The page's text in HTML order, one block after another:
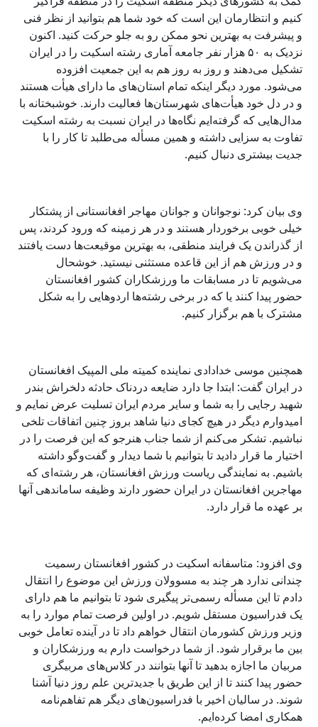
کنیم و انتظارمان این است که خود شما هم بتوانید از نظر فنی
و پیشرفت به بهترین نحو ممکن رو به جلو حرکت کنید. اکنون
نزدیک به ۵۰ هزار نفر جامعه آماری رشته اسکیت را در ایران
تشکیل می‌دهند و روز به روز هم به این جمعیت افزوده
می‌شود. مورد دیگر اینکه تمام استان‌های ما دارای هیأت هستند
و در دل خود هیأت‌های شهرستان‌ها فعالیت دارند. خوشبختانه با
مدال‌هایی که گرفته‌ایم نگاه‌ها در ایران نسبت به رشته اسکیت
تفاوت به سزایی داشته و همین مسأله می‌طلبد تا کار را با
جدیت بیشتری دنبال کنیم.
وی بیان کرد: نوجوانان و جوانان مهاجر افغانستانی از پشتکار
خیلی خوبی برخوردار هستند و در هر زمینه که ورود کردند، پس
از گذراندن یک فرایند منطقی، به بهترین موقیعت‌ها دست یافتند
و در ورزش هم از این قاعده مستثنی نیستید. خوشحال
می‌شویم تا در مسابقات ما ورزشکاران کشور افغانستان
حضور پیدا کنند یا که در برخی رشته‌ها اردوهایی را به شکل
مشترک با هم برگزار کنیم.
همچنین موسی خدادادی نماینده کمیته ملی المپیک افغانستان
در ایران گفت: ابتدا جا دارد ضایعه دردناک حادثه دلخراش بندر
شهید رجایی را به شما و سایر مردم ایران تسلیت عرض نمایم و
امیدوارم دیگر در هیچ کجای دنیا شاهد بروز چنین اتفاقات تلخی
نباشیم. تشکر می‌کنم از شما جناب هنرجو که این فرصت را در
اختیار ما قرار دادید تا بتوانیم با شما دیدار و گفت‌وگو داشته
باشیم. به نمایندگی ریاست ورزش افغانستان، هر رشته‌ای که‌
مهاجرین افغانستان در ایران حضور دارند وظیفه ساماندهی‌ آنها
بر عهده ما قرار دارد.
وی افزود: متاسفانه اسکیت در کشور افغانستان رسمیت
چندانی ندارد هر چند به مسوولان ورزش این موضوع را انتقال
دادم تا این مسأله رسمی‌تر پیگیری شود تا بتوانیم ما هم دارای
یک فدراسیون مستقل شویم. در اولین فرصت تمام موارد را به
وزیر ورزش کشورمان انتقال خواهم داد تا در آینده تعامل خوبی
بین ما برقرار شود. از شما درخواست دارم به ورزشکاران و
مربیان ما اجازه بدهید تا آنها بتوانند در کلاس‌های مربیگری
حضور پیدا کنند تا از این طریق با جدیدترین علم روز دنیا آشنا
شوند. در سالیان اخیر با فدراسیون‌های دیگر هم تفاهم‌نامه
همکاری امضا کرده‌ایم.